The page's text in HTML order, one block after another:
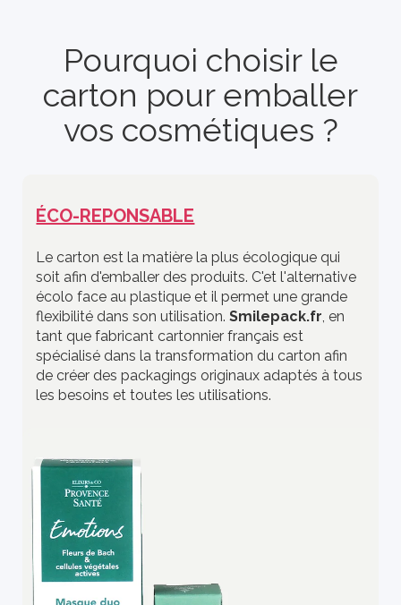
Pourquoi choisir le
carton pour emballer
vos cosmétiques ?
ÉCO-REPONSABLE
Le carton est la matière la plus écologique qui
soit afin d'emballer des produits. C'et l'alternative
écolo face au plastique et il permet une grande
flexibilité dans son utilisation.Smilepack.fr, en
tant que fabricant cartonnier français est
spécialisé dans la transformation du carton afin
de créer des packagings originaux adaptés à tous
les besoins et toutes les utilisations.